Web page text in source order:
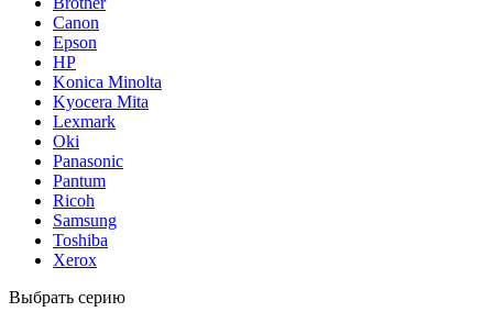
Canon
Epson
HP
Konica Minolta
Kyocera Mita
Lexmark
Oki
Panasonic
Pantum
Ricoh
Samsung
Toshiba
Xerox
Выбрать серию